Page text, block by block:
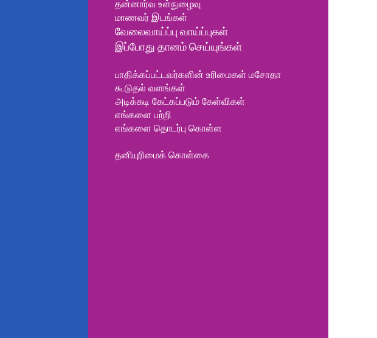
தன்னார்வ உள்நுழைவு
மாணவர் இடங்கள்
வேலைவாய்ப்பு வாய்ப்புகள்
இப்போது தானம் செய்யுங்கள்
பாதிக்கப்பட்டவர்களின் உரிமைகள் மசோதா
கூடுதல் வளங்கள்
அடிக்கடி கேட்கப்படும் கேள்விகள்
எங்களை பற்றி
எங்களை தொடர்பு கொள்ள
தனியுரிமைக் கொள்கை